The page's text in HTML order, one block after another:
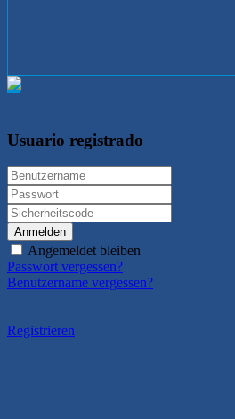
Usuario registrado
Anmelden
Angemeldet bleiben
Passwort vergessen?
Benutzername vergessen?
Registrieren